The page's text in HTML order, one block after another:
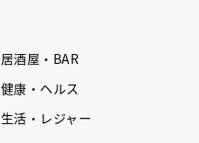
居酒屋・BAR
健康・ヘルス
生活・レジャー